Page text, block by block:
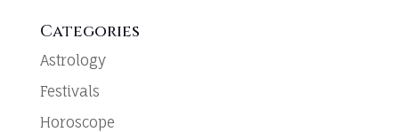
Categories
Astrology
Festivals
Horoscope